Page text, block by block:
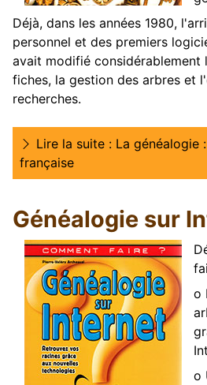
Déjà, dans les années 1980,
personnel et des premiers
avait modifié considérablement
fiches, la gestion des arbres et
recherches.
Lire la suite : La généalogie
française
Généalogie sur
o
o